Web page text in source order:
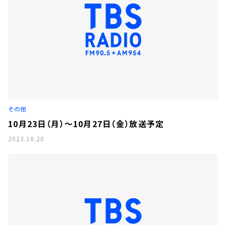
その他
10月23日（月）～10月27日（金）放送予定
2023.10.20